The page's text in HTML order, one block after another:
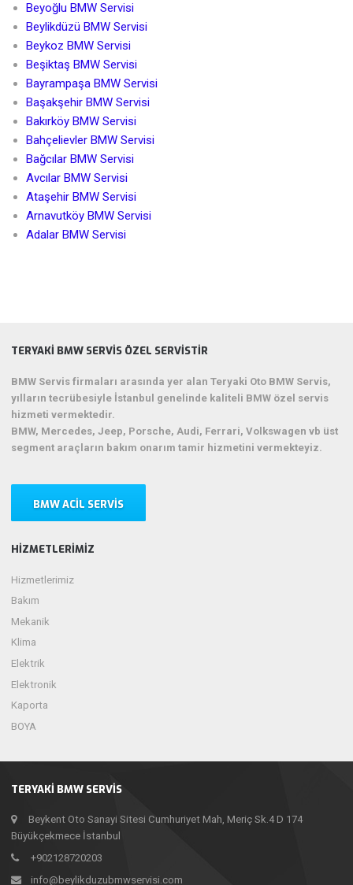
Beyoğlu BMW Servisi
Beylikdüzü BMW Servisi
Beykoz BMW Servisi
Beşiktaş BMW Servisi
Bayrampaşa BMW Servisi
Başakşehir BMW Servisi
Bakırköy BMW Servisi
Bahçelievler BMW Servisi
Bağcılar BMW Servisi
Avcılar BMW Servisi
Ataşehir BMW Servisi
Arnavutköy BMW Servisi
Adalar BMW Servisi
TERYAKI BMW SERVIS
Beykent Oto Sanayi Sitesi Cumhuriyet Mah, Meriç Sk.4 D 174
Büyükçekmece İstanbul
+902128720203
info@beylikduzubmwservisi.com
TERYAKI BMW SERVIS ÖZEL SERVISTIR
BMW Servis firmaları arasında yer alan Teryaki Oto BMW Servis,
yılların tecrübesiyle İstanbul genelinde kaliteli BMW özel servis
hizmeti vermektedir.
BMW, Mercedes, Jeep, Porsche, Audi, Ferrari, Volkswagen vb üst
segment araçların bakım onarım tamir hizmetini vermekteyiz.
BMW ACIL SERVIS
HIZMETLERIMIZ
Hizmetlerimiz
Bakım
Mekanik
Klima
Elektrik
Elektronik
Kaporta
BOYA